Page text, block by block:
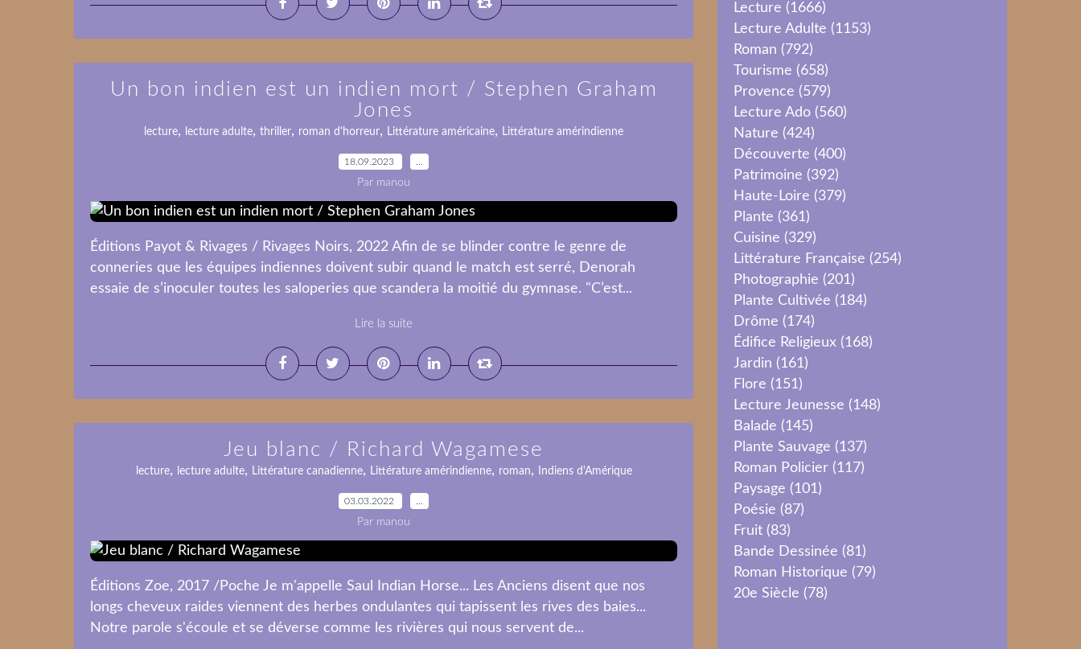
Un bon indien est un indien mort / Stephen Graham
Jones
lecture, lecture adulte, thriller, roman d'horreur, Littérature américaine, Littérature amérindienne
18.09.2023
Par manou
Éditions Payot & Rivages / Rivages Noirs, 2022 Afin de se blinder contre le genre de
conneries que les équipes indiennes doivent subir quand le match est serré, Denorah
essaie de s’inoculer toutes les saloperies que scandera la moitié du gymnase. "C’est...
Lire la suite
Jeu blanc / Richard Wagamese
lecture, lecture adulte, Littérature canadienne, Littérature amérindienne, roman, Indiens d'Amérique
03.03.2022
Par manou
Éditions Zoe, 2017 /Poche Je m'appelle Saul Indian Horse... Les Anciens disent que nos
longs cheveux raides viennent des herbes ondulantes qui tapissent les rives des baies...
Notre parole s'écoule et se déverse comme les rivières qui nous servent de...
Lecture (1666)
Lecture Adulte (1153)
Roman (792)
Tourisme (658)
Provence (579)
Lecture Ado (560)
Nature (424)
Découverte (400)
Patrimoine (392)
Haute-Loire (379)
Plante (361)
Cuisine (329)
Littérature Française (254)
Photographie (201)
Plante Cultivée (184)
Drôme (174)
Édifice Religieux (168)
Jardin (161)
Flore (151)
Lecture Jeunesse (148)
Balade (145)
Plante Sauvage (137)
Roman Policier (117)
Paysage (101)
Poésie (87)
Fruit (83)
Bande Dessinée (81)
Roman Historique (79)
20e Siècle (78)